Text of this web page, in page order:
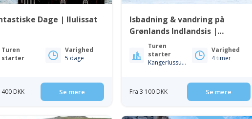
Dage | Ilulissat
Turen
starter
Varighed
5 dage
DKK Se mere
Isbadning & vandring på
Grønlands Indlandsis |
Kangerlussuaq
Turen
starter
Kangerlussuaq
Varighed
4 timer
Fra 3 100 DKK Se mere